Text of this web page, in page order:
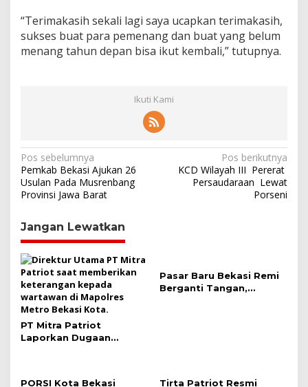
“Terimakasih sekali lagi saya ucapkan terimakasih,
sukses buat para pemenang dan buat yang belum
menang tahun depan bisa ikut kembali,” tutupnya.
Ikuti Kami
N
a
v
i
g
a
s
i
p
o
Pos sebelumnya
Pemkab Bekasi Ajukan 26
Usulan Pada Musrenbang
Provinsi Jawa Barat
Pos berikutnya
KCD Wilayah III Pererat
Persaudaraan Lewat
Porseni
Jangan Lewatkan
PT Mitra Patriot
Laporkan Dugaan
Pasar Baru Bekasi Remi
Berganti Tangan,
PORSI Kota Bekasi
Tirta Patriot Resmi